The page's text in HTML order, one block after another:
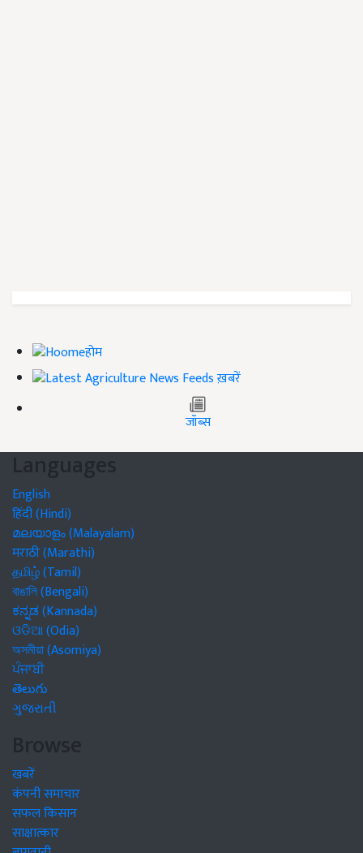
होम
ख़बरें
जॉब्स
Languages
English
हिंदी (Hindi)
മലയാളം (Malayalam)
मराठी (Marathi)
தமிழ் (Tamil)
বাঙালি (Bengali)
ಕನ್ನಡ (Kannada)
ଓଡିଆ (Odia)
অসমীয়া (Asomiya)
ਪੰਜਾਬੀ
తెలుగు
ગુજરાતી
Browse
खबरें
कंपनी समाचार
सफल किसान
साक्षात्कार